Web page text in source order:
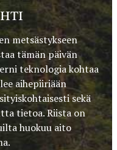
metsästykseen
tämän päivän
teknologia kohtaa
aihepiiriään
sekä
tietoa. Riista on
huokuu aito